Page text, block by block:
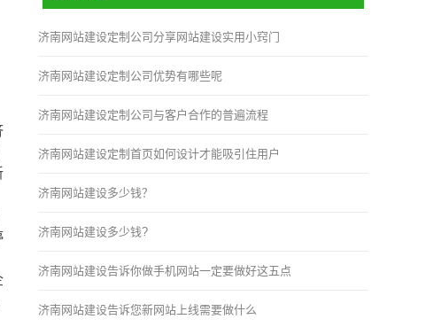
济南网站建设定制公司分享网站建设实用小窍门
济南网站建设定制公司优势有哪些呢
济南网站建设定制公司与客户合作的普遍流程
济南网站建设定制首页如何设计才能吸引住用户
济南网站建设多少钱？
济南网站建设多少钱?
济南网站建设告诉你做手机网站一定要做好这五点
济南网站建设告诉您新网站上线需要做什么